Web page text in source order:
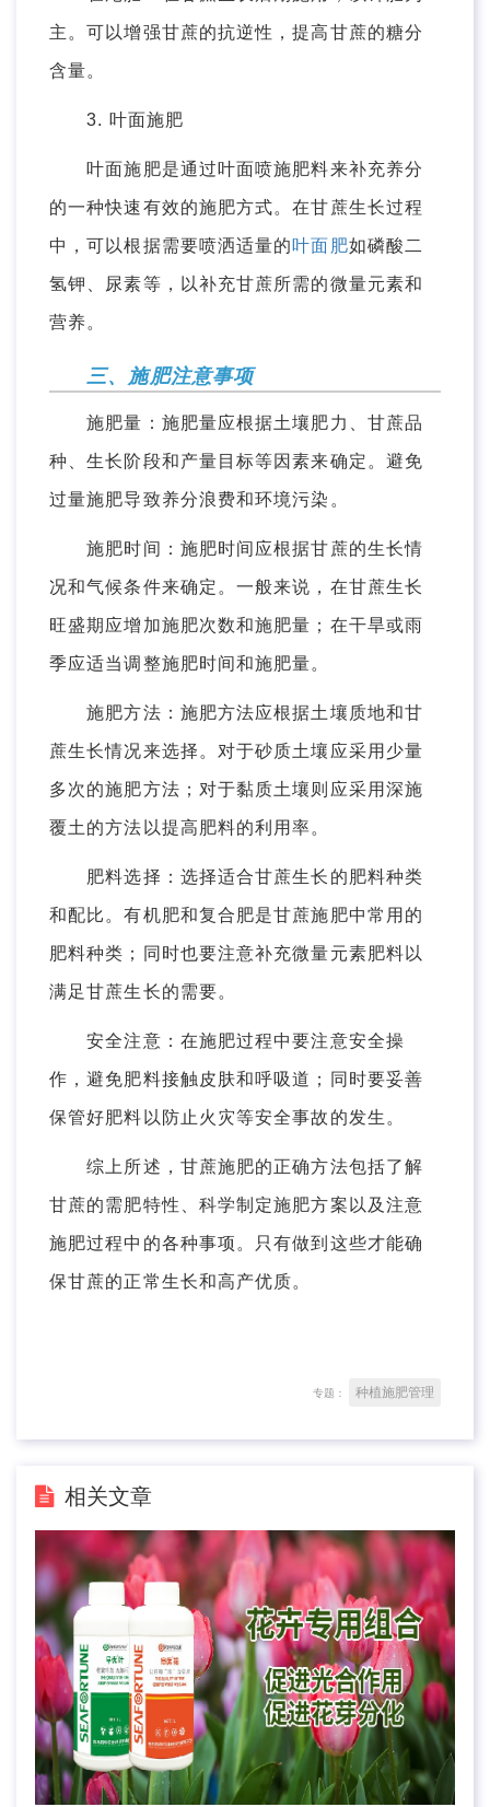
主。可以增强甘蔗的抗逆性，提高甘蔗的糖分
含量。
3. 叶面施肥
叶面施肥是通过叶面喷施肥料来补充养分
的一种快速有效的施肥方式。在甘蔗生长过程
中，可以根据需要喷洒适量的叶面肥如磷酸二
氢钾、尿素等，以补充甘蔗所需的微量元素和
营养。
三、施肥注意事项
施肥量：施肥量应根据土壤肥力、甘蔗品
种、生长阶段和产量目标等因素来确定。避免
过量施肥导致养分浪费和环境污染。
施肥时间：施肥时间应根据甘蔗的生长情
况和气候条件来确定。一般来说，在甘蔗生长
旺盛期应增加施肥次数和施肥量；在干旱或雨
季应适当调整施肥时间和施肥量。
施肥方法：施肥方法应根据土壤质地和甘
蔗生长情况来选择。对于砂质土壤应采用少量
多次的施肥方法；对于黏质土壤则应采用深施
覆土的方法以提高肥料的利用率。
肥料选择：选择适合甘蔗生长的肥料种类
和配比。有机肥和复合肥是甘蔗施肥中常用的
肥料种类；同时也要注意补充微量元素肥料以
满足甘蔗生长的需要。
安全注意：在施肥过程中要注意安全操
作，避免肥料接触皮肤和呼吸道；同时要妥善
保管好肥料以防止火灾等安全事故的发生。
综上所述，甘蔗施肥的正确方法包括了解
甘蔗的需肥特性、科学制定施肥方案以及注意
施肥过程中的各种事项。只有做到这些才能确
保甘蔗的正常生长和高产优质。
专题： 种植施肥管理
相关文章